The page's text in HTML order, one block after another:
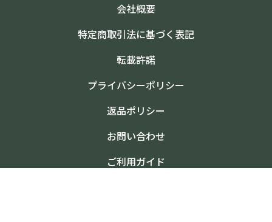
会社概要
特定商取引法に基づく表記
転載許諾
プライバシーポリシー
返品ポリシー
お問い合わせ
ご利用ガイド